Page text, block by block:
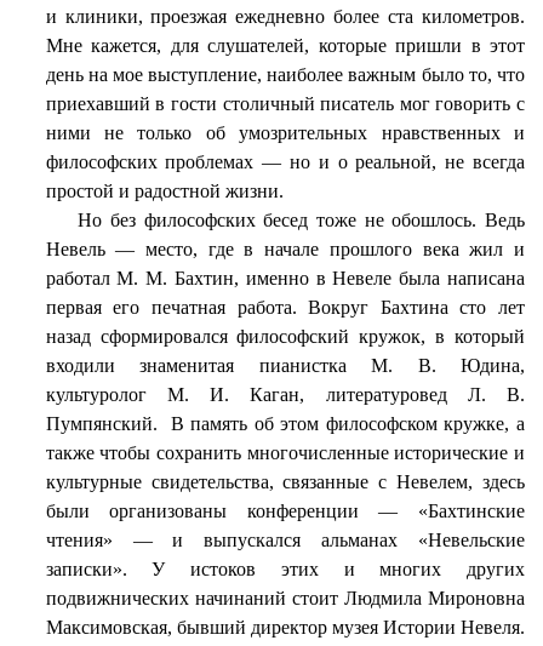
и клиники, проезжая ежедневно более ста километров.
Мне кажется, для слушателей, которые пришли в этот
день на мое выступление, наиболее важным было то, что
приехавший в гости столичный писатель мог говорить с
ними не только об умозрительных нравственных и
философских проблемах — но и о реальной, не всегда
простой и радостной жизни.
Но без философских бесед тоже не обошлось. Ведь
Невель — место, где в начале прошлого века жил и
работал М. М. Бахтин, именно в Невеле была написана
первая его печатная работа. Вокруг Бахтина сто лет
назад сформировался философский кружок, в который
входили знаменитая пианистка М. В. Юдина,
культуролог М. И. Каган, литературовед Л. В.
Пумпянский.
В память об этом философском кружке, а
также чтобы сохранить многочисленные исторические и
культурные свидетельства, связанные с Невелем, здесь
были организованы конференции — «Бахтинские
чтения» — и выпускался альманах «Невельские
записки». У истоков этих и многих других
подвижнических начинаний стоит Людмила Мироновна
Максимовская, бывший директор музея Истории Невеля.